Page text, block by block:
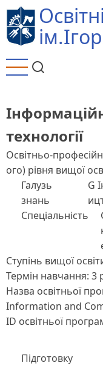
Перейти
до
основного
технології
Освітньо-
ого) рівня вищої
Галузь
знань
G
Спеціальність
Ступінь вищої
Термін навчання: 3
Назва освітньої
Information and
ID освітньої
Підготовку